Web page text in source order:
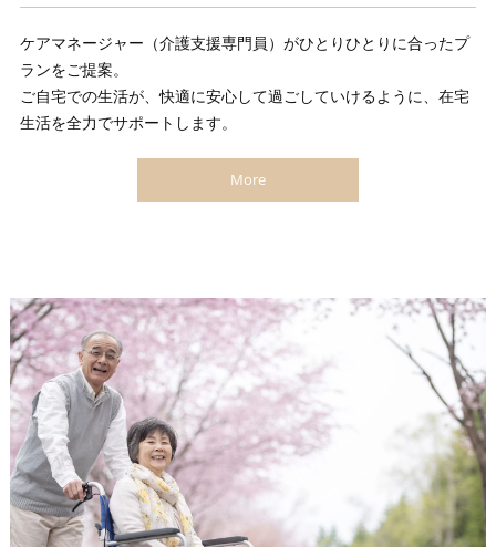
ケアマネージャー（介護支援専門員）がひとりひとりに合ったプ
ランをご提案。
ご自宅での生活が、快適に安心して過ごしていけるように、在宅
生活を全力でサポートします。
More